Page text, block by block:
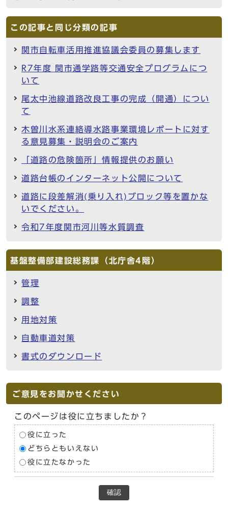
この記事と同じ分類の記事
関市自転車活用推進協議会委員の募集します
R7年度 関市通学路等交通安全プログラムにつ
いて
尾太中池線道路改良工事の完成（開通）につい
て
木曽川水系連絡導水路事業環境レポートに対す
る意見募集・説明会のご案内
「道路の危険箇所」情報提供のお願い
道路台帳のインターネット公開について
道路に段差解消(乗り入れ)ブロック等を置かな
いでください。
令和7年度関市河川等水質調査
基盤整備部建設総務課（北庁舎4階）
管理
調整
用地対策
自動車道対策
書式のダウンロード
ご意見をお聞かせください
このページは役に立ちましたか？
役に立った
どちらともいえない
役に立たなかった
確認